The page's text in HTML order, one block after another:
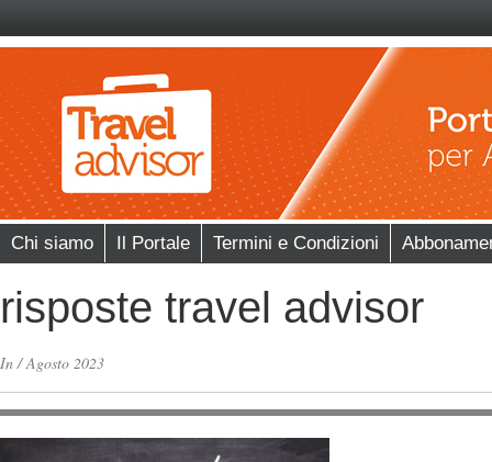
Chi siamo Il Portale Termini e Condizioni
risposte travel advisor
In/Agosto 2023